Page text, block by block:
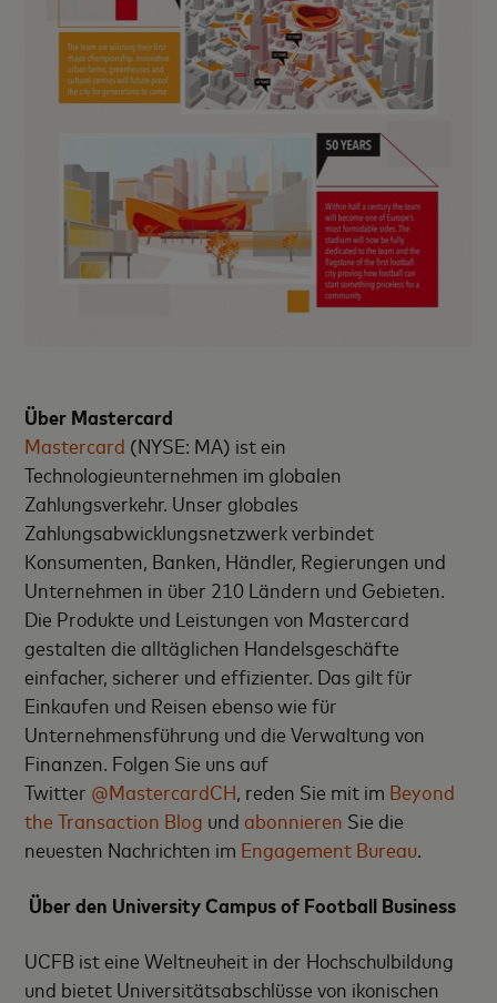
Über Mastercard
Mastercard (NYSE: MA) ist ein
Technologieunternehmen im globalen
Zahlungsverkehr. Unser globales
Zahlungsabwicklungsnetzwerk verbindet
Konsumenten, Banken, Händler, Regierungen und
Unternehmen in über 210 Ländern und Gebieten.
Die Produkte und Leistungen von Mastercard
gestalten die alltäglichen Handelsgeschäfte
einfacher, sicherer und effizienter. Das gilt für
Einkaufen und Reisen ebenso wie für
Unternehmensführung und die Verwaltung von
Finanzen. Folgen Sie uns auf
Twitter @MastercardCH, reden Sie mit im Beyond
the Transaction Blog undabonnieren Sie die
neuesten Nachrichten im Engagement Bureau.
Über den University Campus of Football Business
UCFB ist eine Weltneuheit in der Hochschulbildung
und bietet Universitätsabschlüsse von ikonischen